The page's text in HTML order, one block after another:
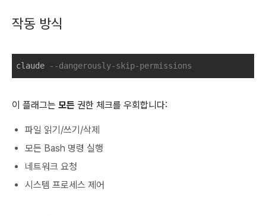
작동 방식
claude --dangerously-skip-permissions
이 플래그는 모든 권한 체크를 우회합니다:
파일 읽기/쓰기/삭제
모든 Bash 명령 실행
네트워크 요청
시스템 프로세스 제어